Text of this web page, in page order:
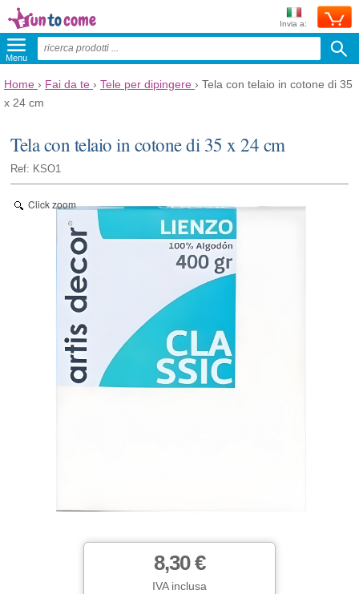
Invia a:
Menu
Home › Fai da te › Tele per dipingere › Tela con telaio in cotone di 35
x 24 cm
Tela con telaio in cotone di 35 x 24 cm
Ref: KSO1
Click zoom
8,30 €
IVA inclusa